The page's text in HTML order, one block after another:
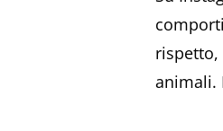
rispetto,
animali.